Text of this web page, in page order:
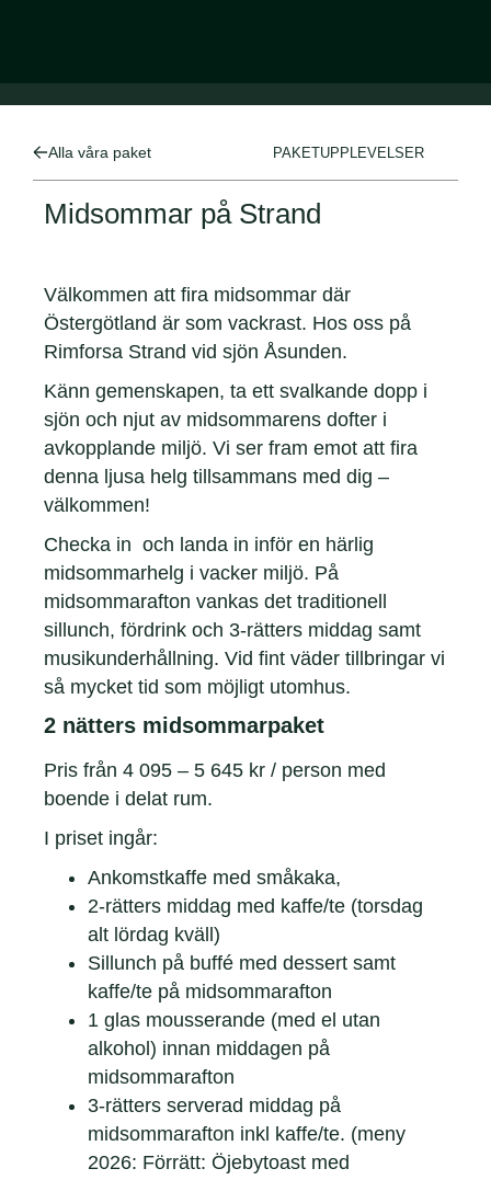
Alla våra paket PAKETUPPLEVELSER
Midsommar på Strand
Välkommen att fira midsommar där
Östergötland är som vackrast. Hos oss på
Rimforsa Strand vid sjön Åsunden.
Känn gemenskapen, ta ett svalkande dopp i
sjön och njut av midsommarens dofter i
avkopplande miljö. Vi ser fram emot att fira
denna ljusa helg tillsammans med dig –
välkommen!
Checka in och landa in inför en härlig
midsommarhelg i vacker miljö. På
midsommarafton vankas det traditionell
sillunch, fördrink och 3-rätters middag samt
musikunderhållning. Vid fint väder tillbringar vi
så mycket tid som möjligt utomhus.
2 nätters midsommarpaket
Pris från 4 095 – 5 645 kr / person med
boende i delat rum.
I priset ingår:
Ankomstkaffe med småkaka,
2-rätters middag med kaffe/te (torsdag
alt lördag kväll)
Sillunch på buffé med dessert samt
kaffe/te på midsommarafton
1 glas mousserande (med el utan
alkohol) innan middagen på
midsommarafton
3-rätters serverad middag på
midsommarafton inkl kaffe/te. (meny
2026: Förrätt: Öjebytoast med